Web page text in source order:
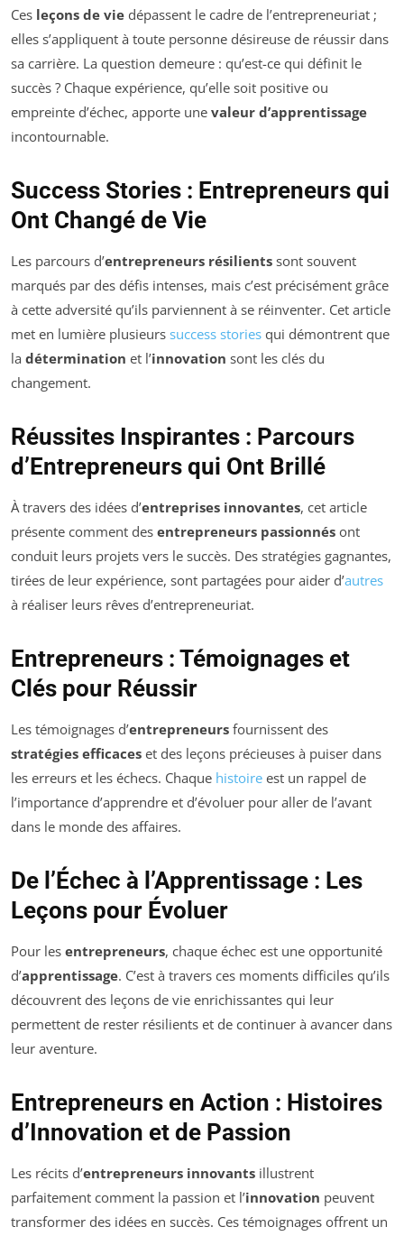
Ces leçons de vie dépassent le cadre de l’entrepreneuriat ;
elles s’appliquent à toute personne désireuse de réussir dans
sa carrière. La question demeure : qu’est-ce qui définit le
succès ? Chaque expérience, qu’elle soit positive ou
empreinte d’échec, apporte une valeur d’apprentissage
incontournable.
Success Stories : Entrepreneurs qui
Ont Changé de Vie
Les parcours d’entrepreneurs résilients sont souvent
marqués par des défis intenses, mais c’est précisément grâce
à cette adversité qu’ils parviennent à se réinventer. Cet article
met en lumière plusieurs success stories qui démontrent que
la détermination et l’innovation sont les clés du
changement.
Réussites Inspirantes : Parcours
d’Entrepreneurs qui Ont Brillé
À travers des idées d’entreprises innovantes, cet article
présente comment des entrepreneurs passionnés ont
conduit leurs projets vers le succès. Des stratégies gagnantes,
tirées de leur expérience, sont partagées pour aider d’autres
à réaliser leurs rêves d’entrepreneuriat.
Entrepreneurs : Témoignages et
Clés pour Réussir
Les témoignages d’entrepreneurs fournissent des
stratégies efficaces et des leçons précieuses à puiser dans
les erreurs et les échecs. Chaque histoire est un rappel de
l’importance d’apprendre et d’évoluer pour aller de l’avant
dans le monde des affaires.
De l’Échec à l’Apprentissage : Les
Leçons pour Évoluer
Pour les entrepreneurs, chaque échec est une opportunité
d’apprentissage. C’est à travers ces moments difficiles qu’ils
découvrent des leçons de vie enrichissantes qui leur
permettent de rester résilients et de continuer à avancer dans
leur aventure.
Entrepreneurs en Action : Histoires
d’Innovation et de Passion
Les récits d’entrepreneurs innovants illustrent
parfaitement comment la passion et l’innovation peuvent
transformer des idées en succès. Ces témoignages offrent un